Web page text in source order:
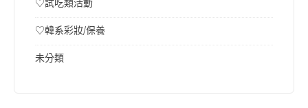
♡試吃類活動
♡韓系彩妝/保養
未分類